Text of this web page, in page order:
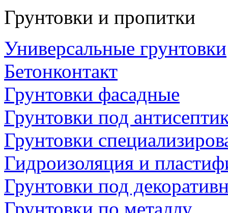
Грунтовки и пропитки
Универсальные грунтовки
Бетонконтакт
Грунтовки фасадные
Грунтовки под
Грунтовки
Гидроизоляция и
Грунтовки под